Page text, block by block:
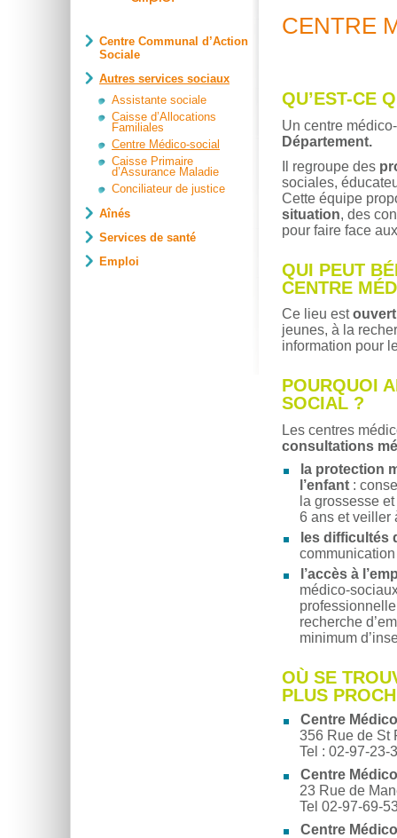
Centre Communal d’Action
Sociale
Autres services sociaux
Assistante sociale
Caisse d’Allocations
Familiales
Centre Médico-social
Caisse Primaire
d’Assurance Maladie
Conciliateur de justice
Aînés
Services de santé
Emploi
CENTRE
QU’EST-CE
Un centre
Département.
Il regroupe des
sociales,
Cette équipe
situation, des
pour faire face
QUI PEUT
CENTRE
Ce lieu est
jeunes, à la
information pour
POURQUOI
SOCIAL ?
Les centres
consultations
la protection
l’enfant :
la grossesse
6 ans et veiller
les difficultés
l’accès à
médico-
recherche
minimum
OÙ SE
PLUS
Centre
356 Rue de St
Tel : 02-97-23-
Centre
23 Rue de
Tel 02-97-69-
Centre